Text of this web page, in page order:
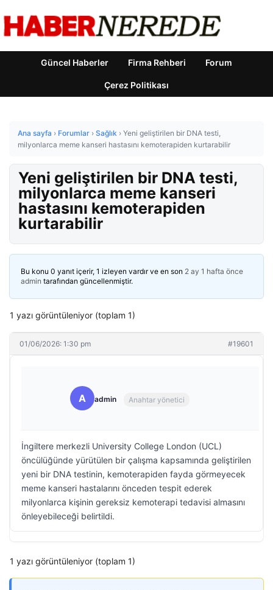
Güncel Haberler Firma Rehberi Forum
Çerez Politikası
Ana sayfa › Forumlar › Sağlık › Yeni geliştirilen bir DNA testi,
milyonlarca meme kanseri hastasını kemoterapiden kurtarabilir
Yeni geliştirilen bir DNA testi,
milyonlarca meme kanseri
hastasını kemoterapiden
kurtarabilir
Bu konu 0 yanıt içerir, 1 izleyen vardır ve en son 2 ay 1 hafta önce
admin tarafından güncellenmiştir.
1 yazı görüntüleniyor (toplam 1)
01/06/2026: 1:30 pm #19601
A admin Anahtar yönetici
İngiltere merkezli University College London (UCL)
öncülüğünde yürütülen bir çalışma kapsamında geliştirilen
yeni bir DNA testinin, kemoterapiden fayda görmeyecek
meme kanseri hastalarını önceden tespit ederek
milyonlarca kişinin gereksiz kemoterapi tedavisi almasını
önleyebileceği belirtildi.
1 yazı görüntüleniyor (toplam 1)